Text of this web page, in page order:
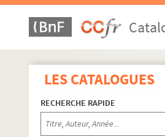
LES CATALOGUES
RECHERCHE RAPIDE
Lepinoy, Gaston de
Lérida, Jeanne (18..-
Leroux, Marcel (1880-
Leroux, Xavier (1863-
Lestat, Marguerite
Lévesque, Marcel